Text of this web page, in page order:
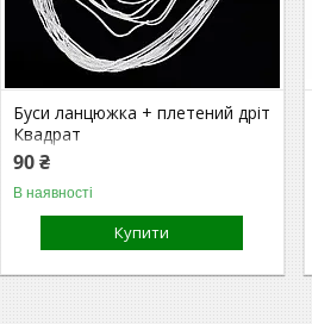
Буси ланцюжка + плетений дріт
Квадрат
90 ₴
В наявності
Купити